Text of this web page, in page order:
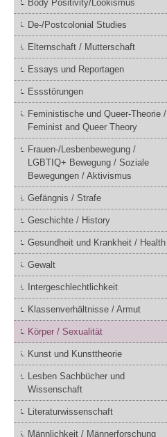
Body Positivity/Lookismus
De-/Postcolonial Studies
Elternschaft / Mutterschaft
Essays und Reportagen
Essstörungen
Feministische und Queer-Theorie /
Feminist and Queer Theory
Frauen-/Lesbenbewegung /
LGBTIQ+ Bewegung / Soziale
Bewegungen / Aktivismus
Gefängnis / Strafe
Geschichte / History
Gesundheit und Krankheit / Health
Gewalt
Intergeschlechtlichkeit
Klassenverhältnisse / Armut
Körper / Sexualität
Kunst und Kunsttheorie
Lesben Sachbücher und
Wissenschaft
Literaturwissenschaft
Männlichkeit / Männerforschung